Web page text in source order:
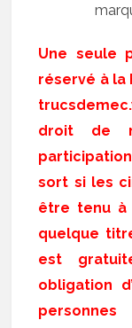
Une seule
réservé à la
droit de
participation
sort si les
être tenu à
quelque
est
obligation